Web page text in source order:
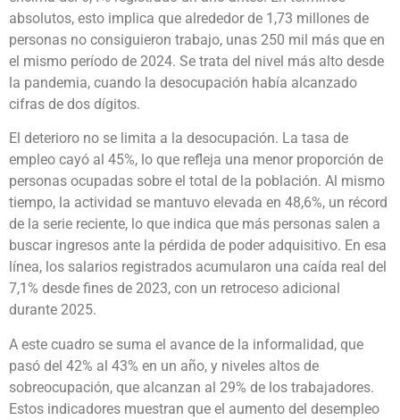
absolutos, esto implica que alrededor de 1,73 millones de
personas no consiguieron trabajo, unas 250 mil más que en
el mismo período de 2024. Se trata del nivel más alto desde
la pandemia, cuando la desocupación había alcanzado
cifras de dos dígitos.
El deterioro no se limita a la desocupación. La tasa de
empleo cayó al 45%, lo que refleja una menor proporción de
personas ocupadas sobre el total de la población. Al mismo
tiempo, la actividad se mantuvo elevada en 48,6%, un récord
de la serie reciente, lo que indica que más personas salen a
buscar ingresos ante la pérdida de poder adquisitivo. En esa
línea, los salarios registrados acumularon una caída real del
7,1% desde fines de 2023, con un retroceso adicional
durante 2025.
A este cuadro se suma el avance de la informalidad, que
pasó del 42% al 43% en un año, y niveles altos de
sobreocupación, que alcanzan al 29% de los trabajadores.
Estos indicadores muestran que el aumento del desempleo